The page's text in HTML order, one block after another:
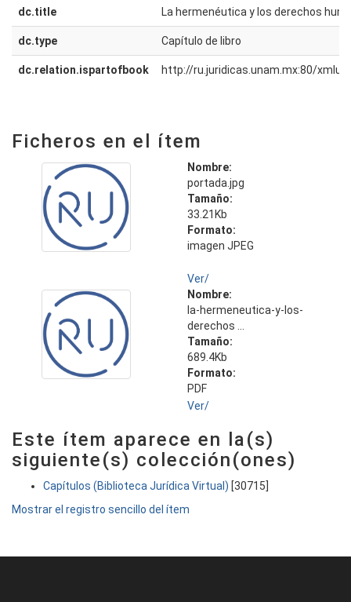
dc.title La hermenéutica y los derechos
dc.type Capítulo de libro
dc.relation.ispartofbook http://ru.juridicas.unam.mx:80/
Ficheros en el ítem
Nombre:
portada.jpg
Tamaño:
33.21Kb
Formato:
imagen JPEG
Ver/
Nombre:
la-hermeneutica-y-los-
derechos ...
Tamaño:
689.4Kb
Formato:
PDF
Ver/
Este ítem aparece en la(s)
siguiente(s) colección(ones)
Capítulos (Biblioteca Jurídica Virtual) [30715]
Mostrar el registro sencillo del ítem